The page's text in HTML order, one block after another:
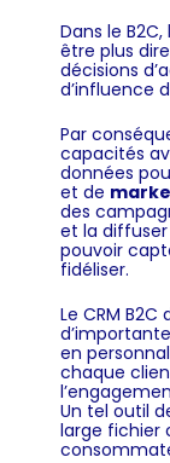
Dans le
être plus
décisions
d’influence
Par
capacités
données
et de
des
et la
pouvoir
fidéliser.
Le CRM
en
chaque
Un tel outil
large fichier